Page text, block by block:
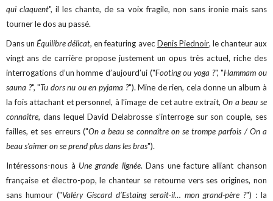
qui claquent", il les chante, de sa voix fragile, non sans ironie mais sans
tourner le dos au passé.
Dans unÉquilibre délicat, en featuring avec Denis Piednoir, le chanteur aux
vingt ans de carrière propose justement un opus très actuel, riche des
interrogations d’un homme d’aujourd’ui ("Footing ou yoga ?", "Hammam ou
sauna ?", "Tu dors nu ou en pyjama ?"). Mine de rien, cela donne un album à
la fois attachant et personnel, à l’image de cet autre extrait,On a beau se
connaître, dans lequel David Delabrosse s’interroge sur son couple, ses
failles, et ses erreurs ("On a beau se connaître on se trompe parfois / On a
beau s’aimer on se prend plus dans les bras").
Intéressons-nous à Une grande lignée. Dans une facture alliant chanson
française et électro-pop, le chanteur se retourne vers ses origines, non
sans humour ("Valéry Giscard d’Estaing serait-il… mon grand-père ?") : la